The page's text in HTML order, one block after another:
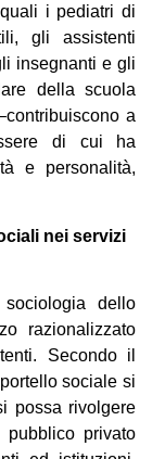
i pediatri di
gli assistenti
insegnanti e gli
della scuola
a
di cui ha
e personalità,
nei servizi
dello
razionalizzato
Secondo il
sociale si
possa rivolgere
privato